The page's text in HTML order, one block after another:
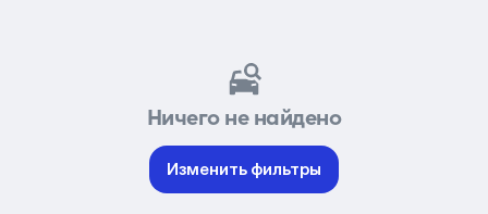
Ничего не найдено
Изменить фильтры